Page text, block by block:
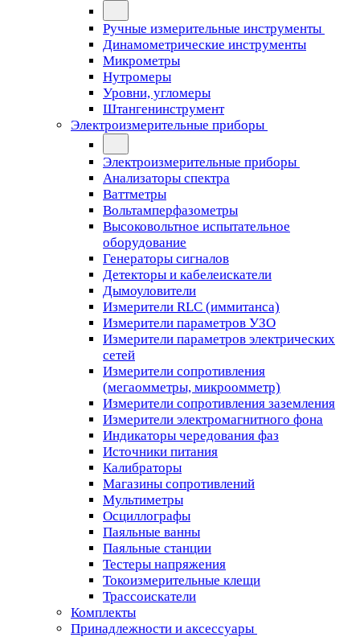
Ручные измерительные инструменты
Динамометрические инструменты
Микрометры
Нутромеры
Уровни, угломеры
Штангенинструмент
Электроизмерительные приборы
Электроизмерительные приборы
Анализаторы спектра
Ваттметры
Вольтамперфазометры
Высоковольтное испытательное
оборудование
Генераторы сигналов
Детекторы и кабелеискатели
Дымоуловители
Измерители RLC (иммитанса)
Измерители параметров УЗО
Измерители параметров электрических
сетей
Измерители сопротивления
(мегаомметры, микроомметр)
Измерители сопротивления заземления
Измерители электромагнитного фона
Индикаторы чередования фаз
Источники питания
Калибраторы
Магазины сопротивлений
Мультиметры
Осциллографы
Паяльные ванны
Паяльные станции
Тестеры напряжения
Токоизмерительные клещи
Трассоискатели
Комплекты
Принадлежности и аксессуары